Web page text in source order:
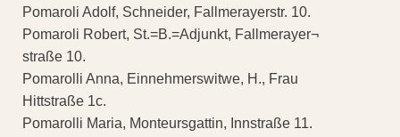
Pomaroli Adolf, Schneider, Fallmerayerstr. 10.
Pomaroli Robert, St.=B.=Adjunkt, Fallmerayer¬
straße 10.
Pomarolli Anna, Einnehmerswitwe, H., Frau
Hittstraße 1c.
Pomarolli Maria, Monteursgattin, Innstraße 11.